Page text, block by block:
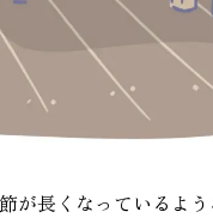
長くなっているよ